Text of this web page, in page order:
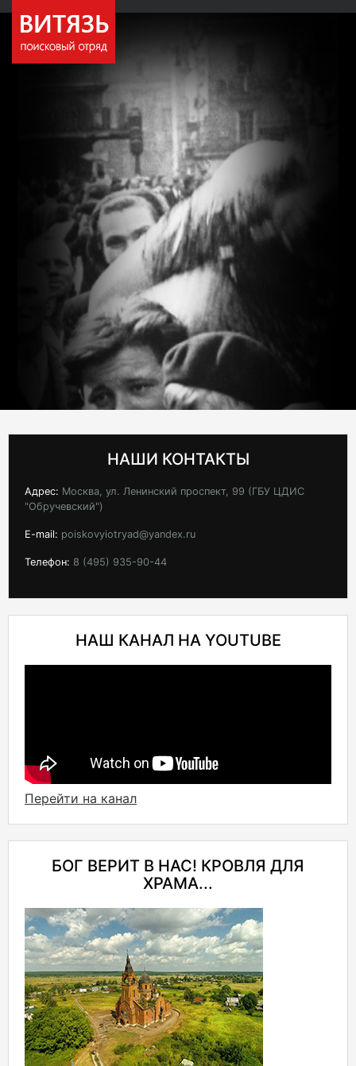
НАШИ КОНТАКТЫ
Адрес: Москва, ул. Ленинский проспект, 99 (ГБУ ЦДИС
"Обручевский")
E-mail: poiskovyiotryad@yandex.ru
Телефон: 8 (495) 935-90-44
НАШ КАНАЛ НА YOUTUBE
Перейти на канал
БОГ ВЕРИТ В НАС! КРОВЛЯ ДЛЯ
ХРАМА...